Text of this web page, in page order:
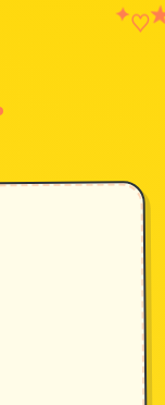
✦♡